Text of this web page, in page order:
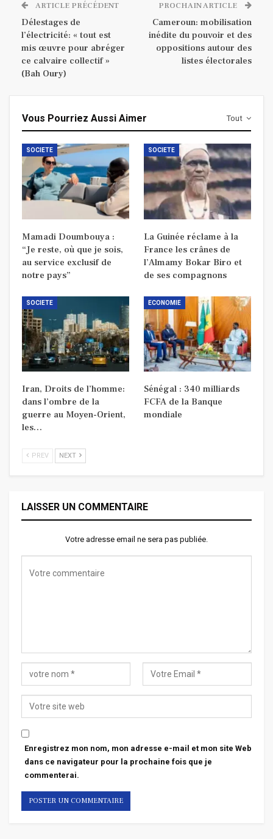
ARTICLE PRÉCÉDENT
Délestages de
l’électricité: « tout est
mis œuvre pour abréger
ce calvaire collectif »
(Bah Oury)
PROCHAIN ARTICLE
Cameroun: mobilisation
inédite du pouvoir et des
oppositions autour des
listes électorales
Tout
Vous Pourriez Aussi Aimer
SOCIETE
Mamadi Doumbouya :
“Je reste, où que je sois,
au service exclusif de
notre pays”
SOCIETE
La Guinée réclame à la
France les crânes de
l’Almamy Bokar Biro et
de ses compagnons
SOCIETE
Iran, Droits de l’homme:
dans l’ombre de la
guerre au Moyen-Orient,
les…
ECONOMIE
Sénégal : 340 milliards
FCFA de la Banque
mondiale
PREV NEXT
LAISSER UN COMMENTAIRE
Votre adresse email ne sera pas publiée.
Enregistrez mon nom, mon adresse e-mail et mon site Web
dans ce navigateur pour la prochaine fois que je
commenterai.